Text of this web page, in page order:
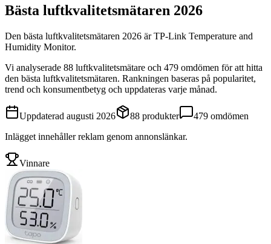
Bästa luftkvalitetsmätaren 2026
Den bästa luftkvalitetsmätaren 2026 ärTP-Link Temperature and
Humidity Monitor.
Vi analyserade 88 luftkvalitetsmätare och 479 omdömen för att hitta
den bästa luftkvalitetsmätaren. Rankningen baseras på popularitet,
trend och konsumentbetyg och uppdateras varje månad.
Uppdaterad augusti 2026 88 produkter 479 omdömen
Inlägget innehåller reklam genom annonslänkar.
Vinnare